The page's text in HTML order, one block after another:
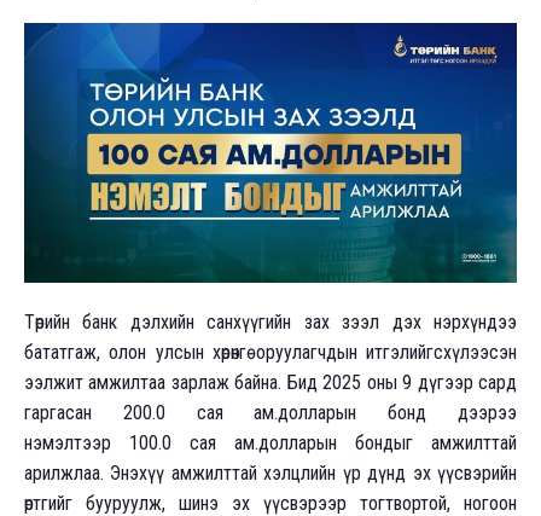
Төрийн банк дэлхийн санхүүгийн зах зээл дэх нэрхүндээ
бататгаж, олон улсын хөрөнгө оруулагчдын итгэлийгсхүлээсэн
ээлжит амжилтаа зарлаж байна. Бид 2025 оны 9 дүгээр сард
гаргасан 200.0 сая ам.долларын бонд дээрээ
нэмэлтээр 100.0 сая ам.долларын бондыг амжилттай
арилжлаа. Энэхүү амжилттай хэлцлийн үр дүнд эх үүсвэрийн
өртгийг бууруулж, шинэ эх үүсвэрээр тогтвортой, ногоон